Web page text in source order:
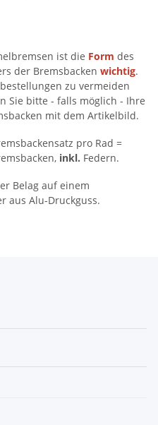
ist die Form des
der Bremsbacken wichtig.
zu vermeiden
Sie bitte - falls möglich - Ihre
mit dem Artikelbild.
pro Rad =
inkl. Federn.
Belag auf einem
aus Alu-Druckguss.